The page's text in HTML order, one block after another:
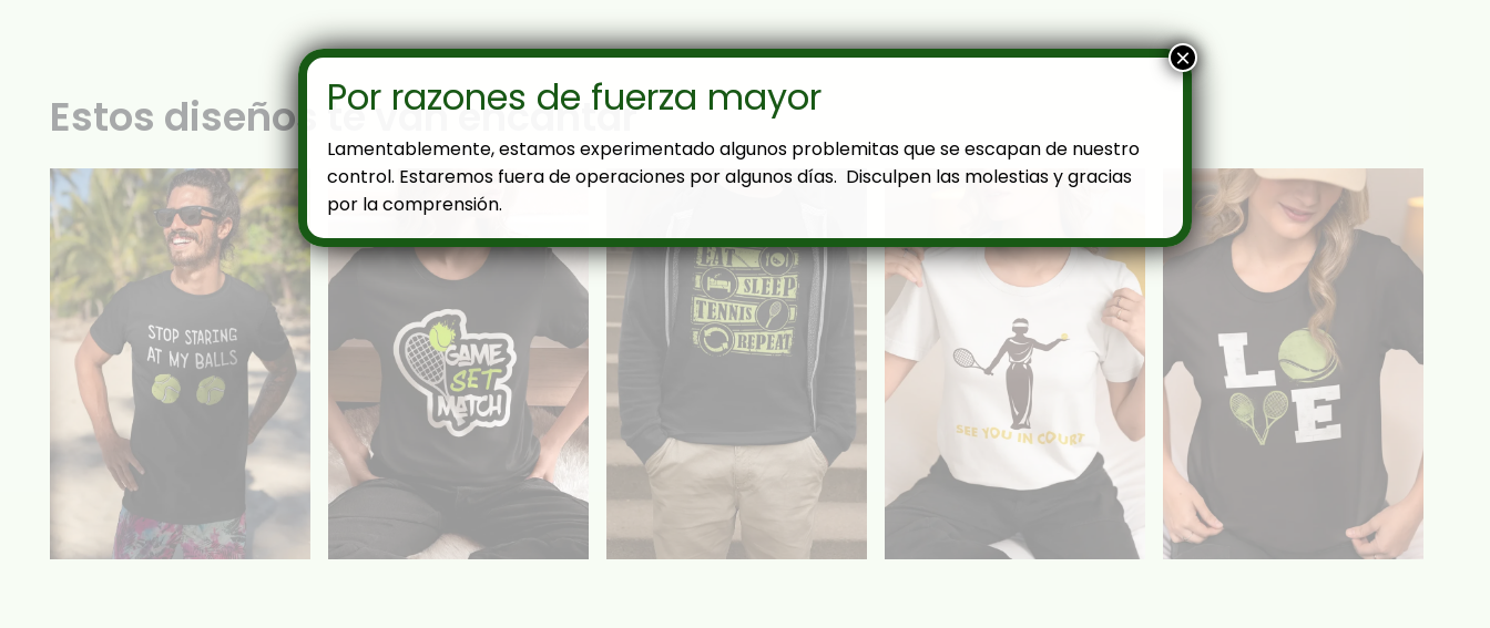
Estos diseños te van encantar
Por razones de fuerza mayor
Lamentablemente, estamos experimentado algunos problemitas que se escapan de nuestro
control. Estaremos fuera de operaciones por algunos días. Disculpen las molestias y gracias
por la comprensión.
×